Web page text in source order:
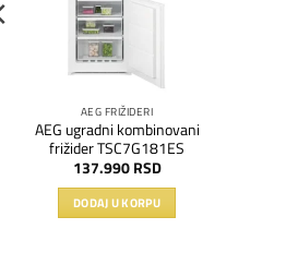
AEG FRIŽIDERI
AEG ugradni kombinovani
frižider TSC7G181ES
137.990 RSD
DODAJ U KORPU